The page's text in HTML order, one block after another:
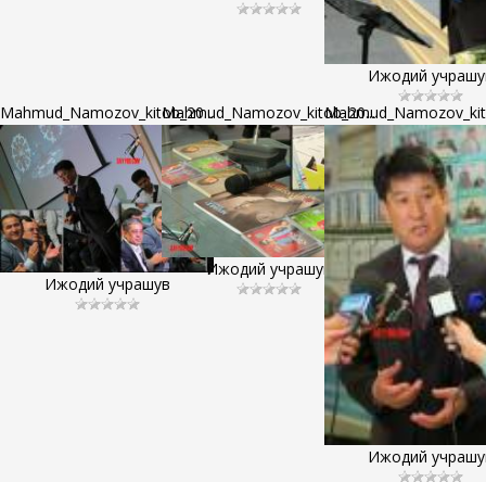
Ижодий
Mahmud_Namozov_kitob_20...
Ижодий учрашув
Mahmud_Namozov_kitob_20...
Ижодий учрашув
Ижодий